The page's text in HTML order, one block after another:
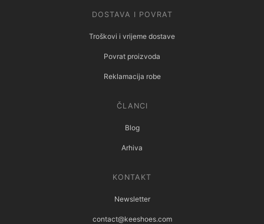
DOSTAVA I POVRAT
Troškovi i vrijeme dostave
Povrat proizvoda
Reklamacija robe
ČLANCI
Blog
Arhiva
KONTAKT
Newsletter
contact@keeshoes.com